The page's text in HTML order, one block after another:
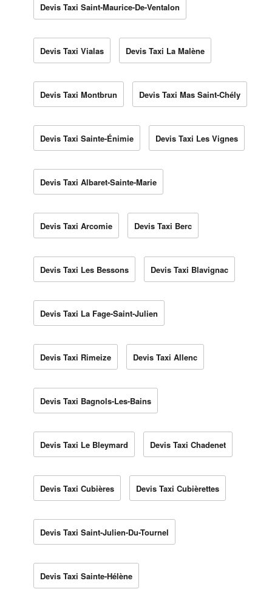
Devis Taxi Saint-Maurice-De-Ventalon
Devis Taxi Vialas Devis Taxi La Malène
Devis Taxi Montbrun Devis Taxi Mas Saint-Chély
Devis Taxi Sainte-Énimie Devis Taxi Les Vignes
Devis Taxi Albaret-Sainte-Marie
Devis Taxi Arcomie Devis Taxi Berc
Devis Taxi Les Bessons Devis Taxi Blavignac
Devis Taxi La Fage-Saint-Julien
Devis Taxi Rimeize Devis Taxi Allenc
Devis Taxi Bagnols-Les-Bains
Devis Taxi Le Bleymard Devis Taxi Chadenet
Devis Taxi Cubières Devis Taxi Cubièrettes
Devis Taxi Saint-Julien-Du-Tournel
Devis Taxi Sainte-Hélène